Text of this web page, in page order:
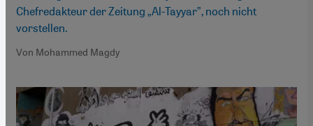
Chefredakteur der Zeitung „Al-Tayyar”, noch nicht
vorstellen.
Von Mohammed Magdy